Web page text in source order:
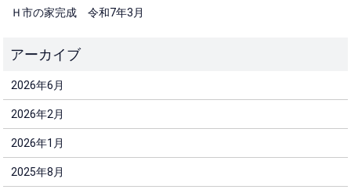
Ｈ市の家完成 令和7年3月
2026年6月
2026年2月
2026年1月
2025年8月